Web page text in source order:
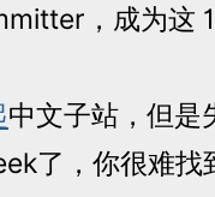
，成为这
中文子站，但是
了，你很难找